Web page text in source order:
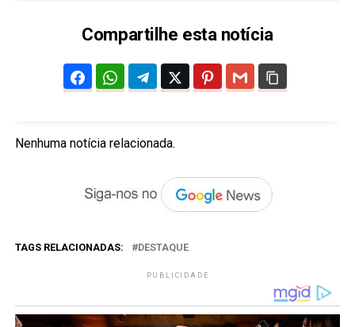
Compartilhe esta notícia
Nenhuma notícia relacionada.
TAGS RELACIONADAS: DESTAQUE
PUBLICIDADE